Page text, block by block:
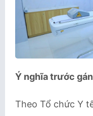
Ý nghĩa trước
Theo Tổ chức Y